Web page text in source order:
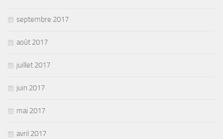
septembre 2017
août 2017
juillet 2017
juin 2017
mai 2017
avril 2017